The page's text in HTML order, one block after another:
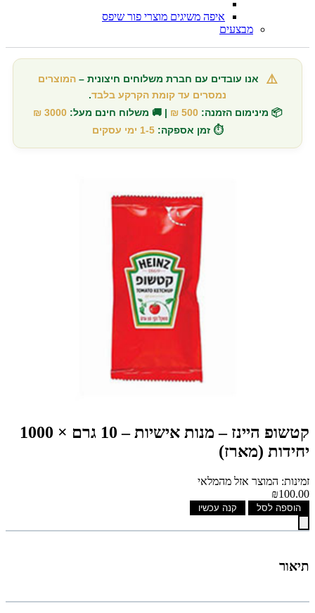
איפה משיגים מוצרי פור שיפס
מבצעים
⚠️ אנו עובדים עם חברת משלוחים חיצונית –המוצרים
נמסרים עד קומת הקרקע בלבד.
📦 מינימום הזמנה: 500 ₪ | 🚚 משלוח חינם מעל: 3000 ₪
⏱️ זמן אספקה: 1-5 ימי עסקים
קטשופ היינז – מנות אישיות – 10 גרם × 1000
יחידות (מארז)
זמינות: המוצר אזל מהמלאי
₪100.00
הוספה לסל קנה עכשיו
תיאור